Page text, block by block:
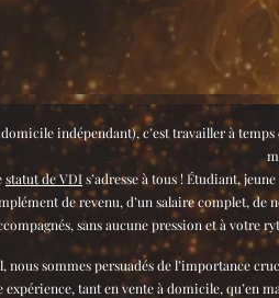
indépendant), c’est travailler à
statut de VDIs’adresse à tous ! Étudiant,
de revenu, d’un salaire complet,
sans aucune pression et à votre
nous sommes persuadés de l’importance
expérience, tant en vente à domicile, qu’en